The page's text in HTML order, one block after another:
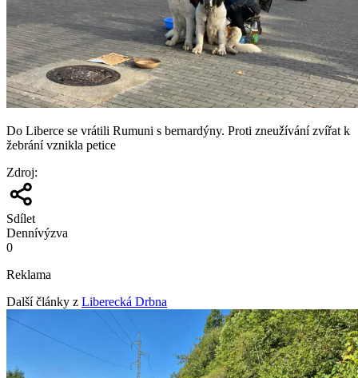
Do Liberce se vrátili Rumuni s bernardýny. Proti zneužívání zvířat k
žebrání vznikla petice
Zdroj:
Sdílet
Dennívýzva
0
Reklama
Další články z Liberecká Drbna